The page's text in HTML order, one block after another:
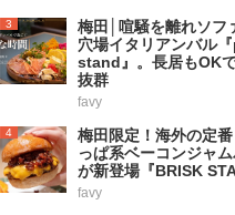
3
梅田│喧騒を離れソフ
穴場イタリアンバル
stand』。長居もOK
抜群
favy
4
梅田限定！海外の定番
っぱ系ベーコンジャ
が新登場『BRISK
favy